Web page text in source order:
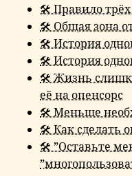
🛠 Правило трёх
🛠 Общая зона
🛠 История
🛠 История
🛠 Жизнь
её на опенсорс
🛠 Меньше
🛠 Как сделать
🛠 ”Оставьте